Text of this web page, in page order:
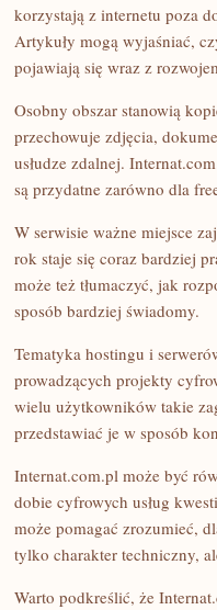
korzystają z internetu poza
Artykuły mogą wyjaśniać,
pojawiają się wraz z
Osobny obszar stanowią
przechowuje zdjęcia,
usłudze zdalnej.
są przydatne zarówno dla
W serwisie ważne miejsce
rok staje się coraz bardziej
może też tłumaczyć, jak
sposób bardziej świadomy.
Tematyka hostingu i
prowadzących projekty
wielu użytkowników takie
przedstawiać je w sposób
Internat.com.pl może być
dobie cyfrowych usług
może pomagać zrozumieć,
tylko charakter techniczny,
Warto podkreślić, że